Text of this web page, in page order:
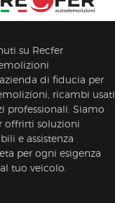
su Recfer
di fiducia per
ricambi usati
professionali. Siamo
offrirti soluzioni
e assistenza
per ogni esigenza
tuo veicolo.